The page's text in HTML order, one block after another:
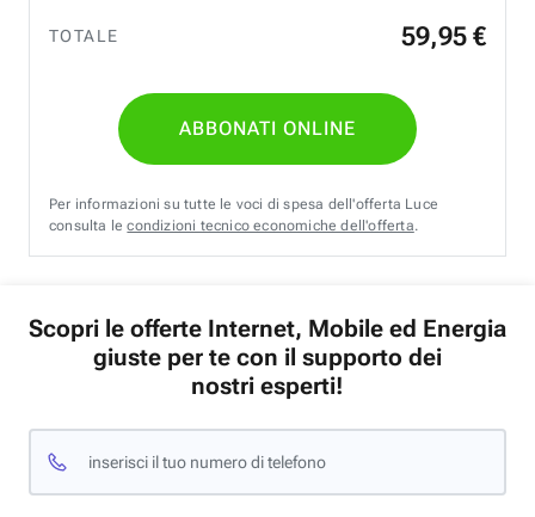
TOTALE 59,95 €
ABBONATI ONLINE
Per informazioni su tutte le voci di spesa dell'offerta Luce
consulta lecondizioni tecnico economiche dell'offerta.
Scopri le offerte Internet, Mobile ed Energia
giuste per te con il supporto dei
nostri esperti!
inserisci il tuo numero di telefono